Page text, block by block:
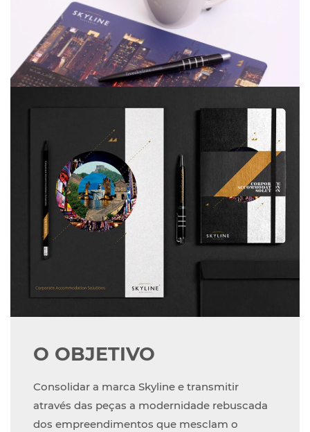
O OBJETIVO
Consolidar a marca Skyline e transmitir
através das peças a modernidade rebuscada
dos empreendimentos que mesclam o